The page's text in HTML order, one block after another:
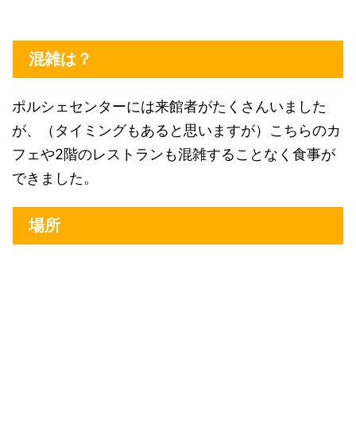
混雑は？
ポルシェセンターには来館者がたくさんいました
が、（タイミングもあると思いますが）こちらのカ
フェや2階のレストランも混雑することなく食事が
できました。
場所